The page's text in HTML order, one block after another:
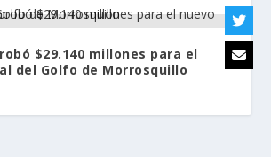
$29.140 millones para el
del Golfo de Morrosquillo